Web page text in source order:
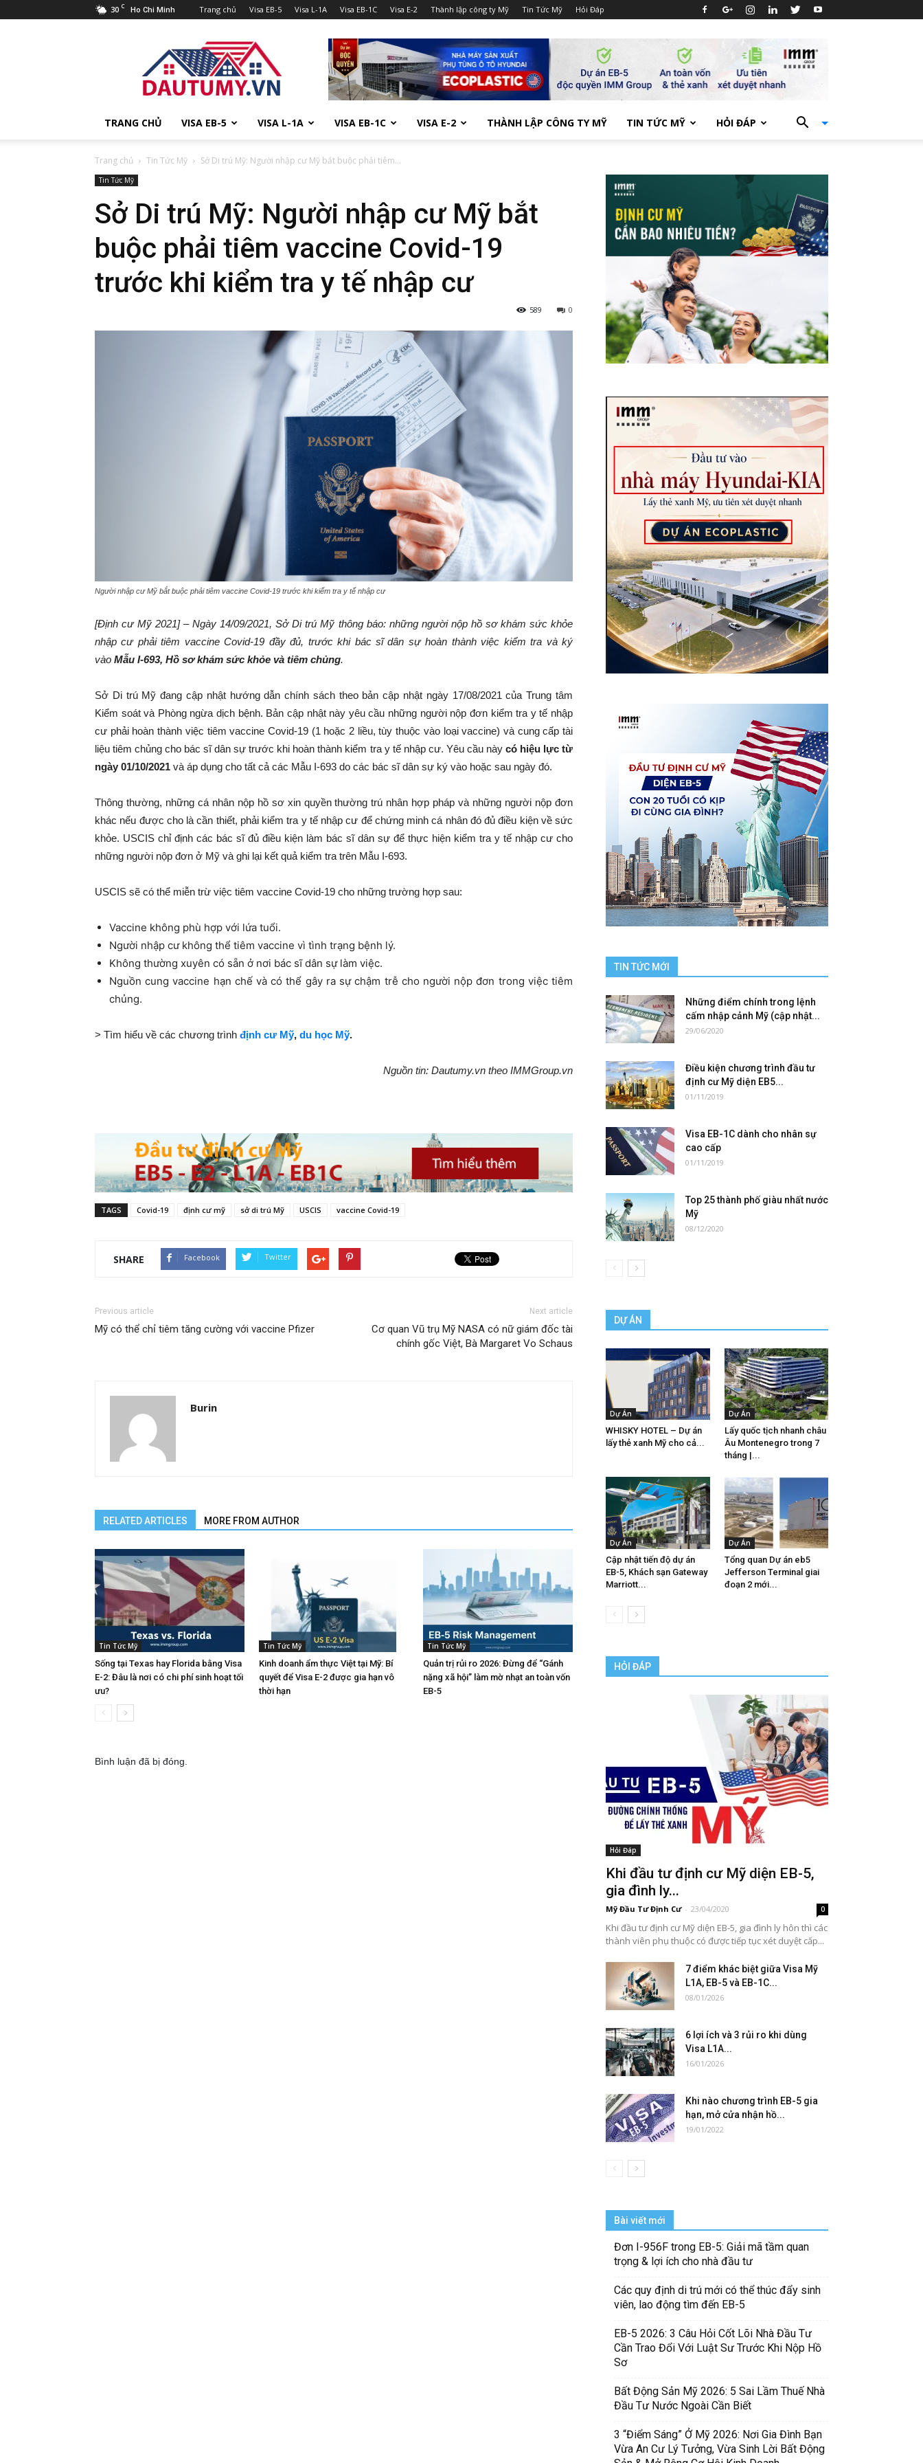
30 C Ho Chi Minh Trang chủ Visa EB-5 Visa L-1A Visa EB-1C Visa E-2 Thành lập công ty Mỹ Tin Tức Mỹ Hỏi Đáp
Mỹ
TRANG CHỦ VISA EB-5 VISA L-1A VISA EB-1C VISA E-2 THÀNH LẬP CÔNG TY MỸ TIN TỨC MỸ HỎI ĐÁP
Trang chủ Tin Tức Mỹ Sở Di trú Mỹ: Người nhập cư Mỹ bắt buộc phải tiêm...
Tin Tức Mỹ
Sở Di trú Mỹ: Người nhập cư Mỹ bắt
buộc phải tiêm vaccine Covid-19
trước khi kiểm tra y tế nhập cư
0
589
Người nhập cư Mỹ bắt buộc phải tiêm vaccine Covid-19 trước khi kiểm tra y tế nhập cư
[Định cư Mỹ 2021] – Ngày 14/09/2021, Sở Di trú Mỹ thông báo: những người nộp hồ sơ khám sức khỏe
nhập cư phải tiêm vaccine Covid-19 đầy đủ, trước khi bác sĩ dân sự hoàn thành việc kiểm tra và ký
vào Mẫu I-693, Hồ sơ khám sức khỏe và tiêm chủng.
Sở Di trú Mỹ đang cập nhật hướng dẫn chính sách theo bản cập nhật ngày 17/08/2021 của Trung tâm
Kiểm soát và Phòng ngừa dịch bệnh. Bản cập nhật này yêu cầu những người nộp đơn kiểm tra y tế nhập
cư phải hoàn thành việc tiêm vaccine Covid-19 (1 hoặc 2 liều, tùy thuộc vào loại vaccine) và cung cấp tài
liệu tiêm chủng cho bác sĩ dân sự trước khi hoàn thành kiểm tra y tế nhập cư. Yêu cầu này có hiệu lực từ
ngày 01/10/2021 và áp dụng cho tất cả các Mẫu I-693 do các bác sĩ dân sự ký vào hoặc sau ngày đó.
Thông thường, những cá nhân nộp hồ sơ xin quyền thường trú nhân hợp pháp và những người nộp đơn
khác nếu được cho là cần thiết, phải kiểm tra y tế nhập cư để chứng minh cá nhân đó đủ điều kiện về sức
khỏe. USCIS chỉ định các bác sĩ đủ điều kiện làm bác sĩ dân sự để thực hiện kiểm tra y tế nhập cư cho
những người nộp đơn ở Mỹ và ghi lại kết quả kiểm tra trên Mẫu I-693.
USCIS sẽ có thể miễn trừ việc tiêm vaccine Covid-19 cho những trường hợp sau:
Vaccine không phù hợp với lứa tuổi.
Người nhập cư không thể tiêm vaccine vì tình trạng bệnh lý.
Không thường xuyên có sẵn ở nơi bác sĩ dân sự làm việc.
Nguồn cung vaccine hạn chế và có thể gây ra sự chậm trễ cho người nộp đơn trong việc tiêm
chủng.
> Tìm hiểu về các chương trình định cư Mỹ, du học Mỹ.
Nguồn tin: Dautumy.vn theo IMMGroup.vn
TAGS Covid-19 định cư mỹ sở di trú Mỹ USCIS vaccine Covid-19
SHARE Facebook Twitter
Previous article
Mỹ có thể chỉ tiêm tăng cường với vaccine Pfizer
Next article
Cơ quan Vũ trụ Mỹ NASA có nữ giám đốc tài
chính gốc Việt, Bà Margaret Vo Schaus
Burin
RELATED ARTICLES MORE FROM AUTHOR
Tin Tức Mỹ
Sống tại Texas hay Florida bằng Visa
E-2: Đâu là nơi có chi phí sinh hoạt tối
ưu?
Tin Tức Mỹ
Kinh doanh ẩm thực Việt tại Mỹ: Bí
quyết để Visa E-2 được gia hạn vô
thời hạn
Tin Tức Mỹ
Quản trị rủi ro 2026: Đừng để “Gánh
nặng xã hội” làm mờ nhạt an toàn vốn
EB-5
Bình luận đã bị đóng.
TIN TỨC MỚI
Những điểm chính trong lệnh
cấm nhập cảnh Mỹ (cập nhật...
29/06/2020
Điều kiện chương trình đầu tư
định cư Mỹ diện EB5...
01/11/2019
Visa EB-1C dành cho nhân sự
cao cấp
01/11/2019
Top 25 thành phố giàu nhất nước
Mỹ
08/12/2020
DỰ ÁN
Dự Án
WHISKY HOTEL – Dự án
lấy thẻ xanh Mỹ cho cả...
Dự Án
Lấy quốc tịch nhanh châu
Âu Montenegro trong 7
tháng |...
Dự Án
Cập nhật tiến độ dự án
EB-5, Khách sạn Gateway
Marriott...
Dự Án
Tổng quan Dự án eb5
Jefferson Terminal giai
đoạn 2 mới...
HỎI ĐÁP
Hỏi Đáp
Khi đầu tư định cư Mỹ diện EB-5,
gia đình ly...
Mỹ Đầu Tư Định Cư - 23/04/2020 0
Khi đầu tư định cư Mỹ diện EB-5, gia đình ly hôn thì các
thành viên phụ thuộc có được tiếp tục xét duyệt cấp...
7 điểm khác biệt giữa Visa Mỹ
L1A, EB-5 và EB-1C...
08/01/2026
6 lợi ích và 3 rủi ro khi dùng
Visa L1A...
16/01/2026
Khi nào chương trình EB-5 gia
hạn, mở cửa nhận hồ...
19/01/2022
Bài viết mới
Đơn I-956F trong EB-5: Giải mã tầm quan
trọng & lợi ích cho nhà đầu tư
Các quy định di trú mới có thể thúc đẩy sinh
viên, lao động tìm đến EB-5
EB-5 2026: 3 Câu Hỏi Cốt Lõi Nhà Đầu Tư
Cần Trao Đổi Với Luật Sư Trước Khi Nộp Hồ
Sơ
Bất Động Sản Mỹ 2026: 5 Sai Lầm Thuế Nhà
Đầu Tư Nước Ngoài Cần Biết
3 “Điểm Sáng” Ở Mỹ 2026: Nơi Gia Đình Bạn
Vừa An Cư Lý Tưởng, Vừa Sinh Lời Bất Động